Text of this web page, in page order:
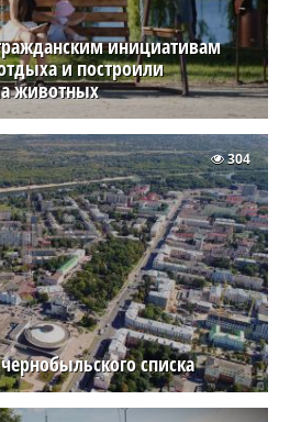
инициативам
и построили
животных
списка
304